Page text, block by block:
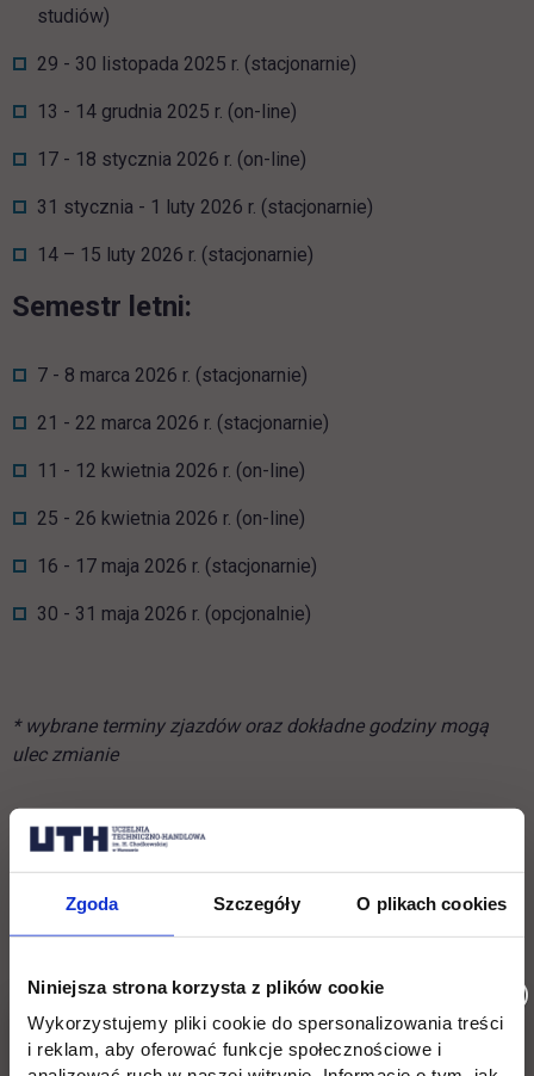
Zgoda Szczegóły O plikach cookies
Niniejsza strona korzysta z plików cookie
Wykorzystujemy pliki cookie do spersonalizowania treści
i reklam, aby oferować funkcje społecznościowe i
studiów)
29 - 30 listopada 2025 r. (stacjonarnie)
13 - 14 grudnia 2025 r. (on-line)
17 - 18 stycznia 2026 r. (on-line)
31 stycznia - 1 luty 2026 r. (stacjonarnie)
14 – 15 luty 2026 r. (stacjonarnie)
Semestr letni:
7 - 8 marca 2026 r. (stacjonarnie)
21 - 22 marca 2026 r. (stacjonarnie)
11 - 12 kwietnia 2026 r. (on-line)
25 - 26 kwietnia 2026 r. (on-line)
16 - 17 maja 2026 r. (stacjonarnie)
30 - 31 maja 2026 r. (opcjonalnie)
* wybrane terminy zjazdów oraz dokładne godziny mogą
ulec zmianie